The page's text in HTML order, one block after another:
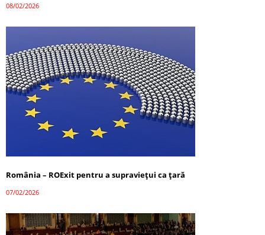
08/02/2026
România – ROExit pentru a supraviețui ca țară
07/02/2026